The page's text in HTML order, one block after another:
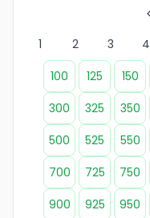
1
2 3 4
100
125 150
300
325 350
500
525 550
700
725 750
900
925 950